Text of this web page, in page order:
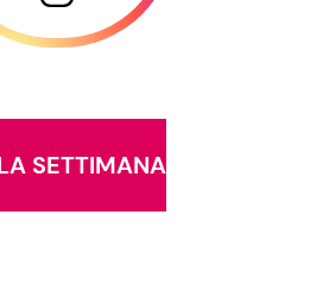
SETTIMANA